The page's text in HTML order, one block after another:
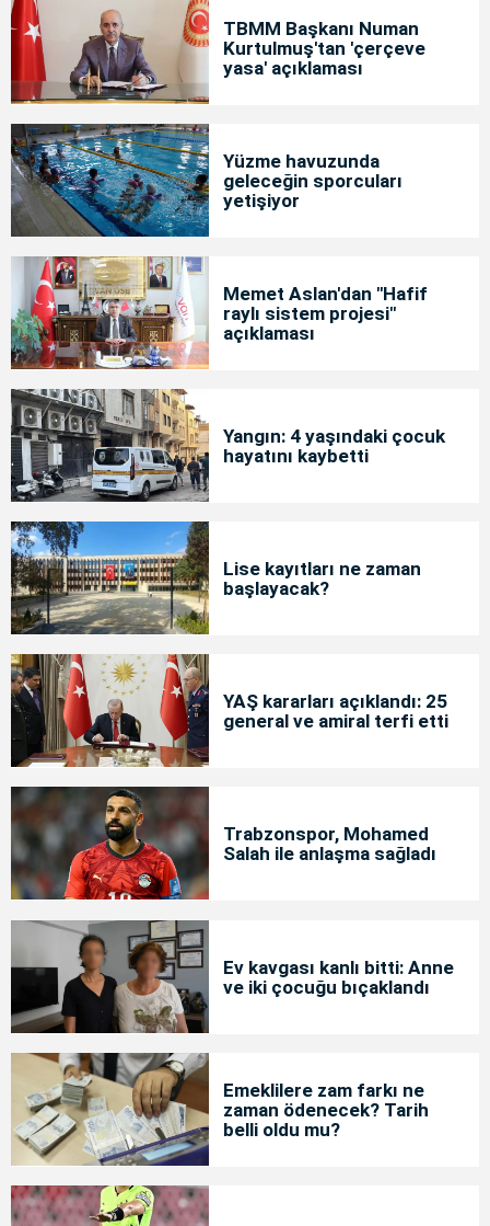
TBMM Başkanı Numan
Kurtulmuş'tan 'çerçeve
yasa' açıklaması
Yüzme havuzunda
geleceğin sporcuları
yetişiyor
Memet Aslan'dan "Hafif
raylı sistem projesi"
açıklaması
Yangın: 4 yaşındaki çocuk
hayatını kaybetti
Lise kayıtları ne zaman
başlayacak?
YAŞ kararları açıklandı: 25
general ve amiral terfi etti
Trabzonspor, Mohamed
Salah ile anlaşma sağladı
Ev kavgası kanlı bitti: Anne
ve iki çocuğu bıçaklandı
Emeklilere zam farkı ne
zaman ödenecek? Tarih
belli oldu mu?